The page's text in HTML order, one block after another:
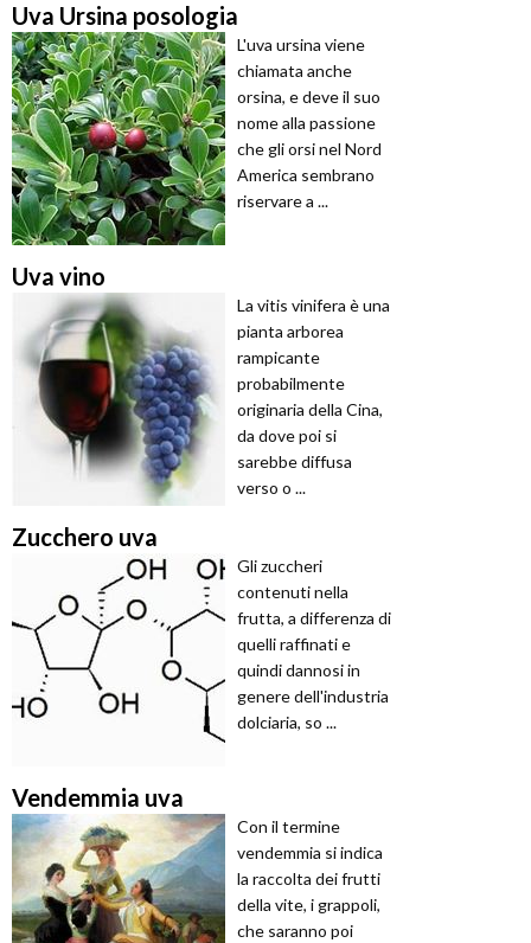
Uva Ursina posologia
L'uva ursina viene
chiamata anche
orsina, e deve il suo
nome alla passione
che gli orsi nel Nord
America sembrano
riservare a ...
Uva vino
La vitis vinifera è una
pianta arborea
rampicante
probabilmente
originaria della Cina,
da dove poi si
sarebbe diffusa
verso o ...
Zucchero uva
Gli zuccheri
contenuti nella
frutta, a differenza di
quelli raffinati e
quindi dannosi in
genere dell'industria
dolciaria, so ...
Vendemmia uva
Con il termine
vendemmia si indica
la raccolta dei frutti
della vite, i grappoli,
che saranno poi